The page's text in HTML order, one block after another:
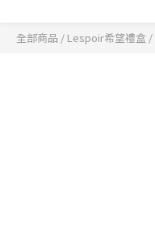
全部商品 / Lespoir希望禮盒 /